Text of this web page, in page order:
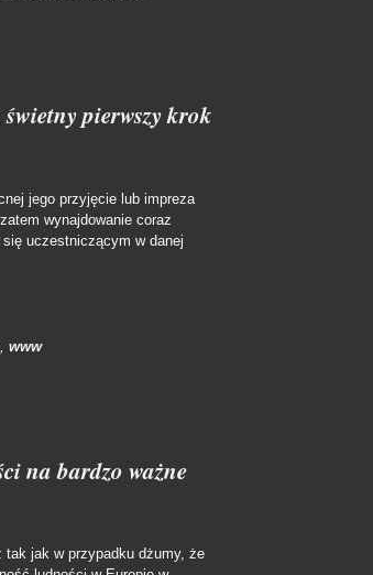
pierwszy krok
jego przyjęcie lub impreza
wynajdowanie coraz
uczestniczącym w danej
www
na bardzo ważne
tak jak w przypadku dżumy, że